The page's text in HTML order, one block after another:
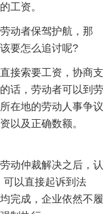
工资。
动者保驾护航，那
要怎么追讨呢?
接索要工资，协商支
话，劳动者可以到劳
在地的劳动人事争议
以及正确数额。
动仲裁解决之后，认
可以直接起诉到法
完成，企业依然不履